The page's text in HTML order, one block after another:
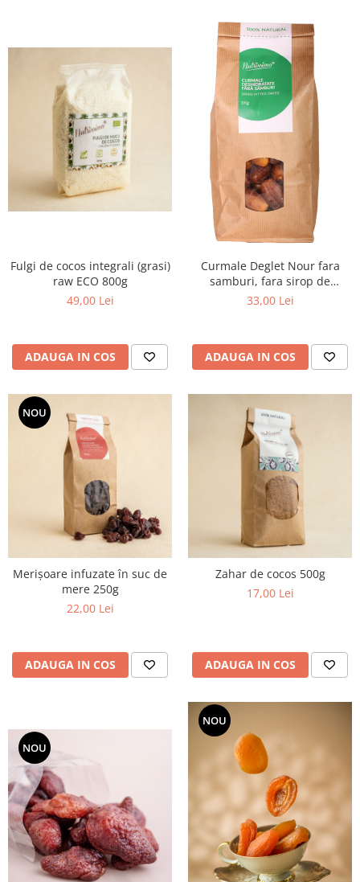
Fulgi de cocos integrali (grasi)
raw ECO 800g
49,00 Lei
ADAUGA IN COS
Curmale Deglet Nour fara
samburi, fara sirop de
glucoza 1kg
33,00 Lei
ADAUGA IN COS
NOU
Merișoare infuzate în suc de
mere 250g
22,00 Lei
ADAUGA IN COS
Zahar de cocos 500g
17,00 Lei
ADAUGA IN COS
NOU
NOU